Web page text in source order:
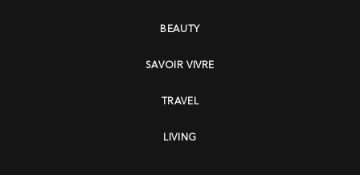
BEAUTY
SAVOIR VIVRE
TRAVEL
LIVING